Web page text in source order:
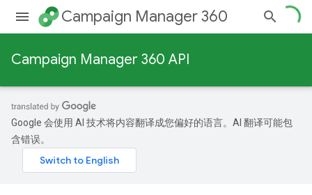
Campaign Manager 360
Campaign Manager 360 API
Google 会使用 AI 技术将内容翻译成您偏好的语言。AI 翻译可能包
含错误。